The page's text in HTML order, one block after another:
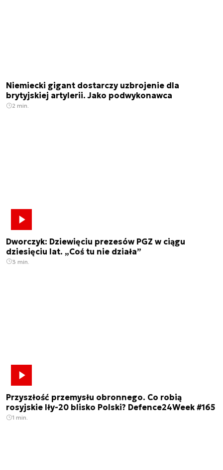
Niemiecki gigant dostarczy uzbrojenie dla
brytyjskiej artylerii. Jako podwykonawca
2 min.
Dworczyk: Dziewięciu prezesów PGZ w ciągu
dziesięciu lat. „Coś tu nie działa”
3 min.
Przyszłość przemysłu obronnego. Co robią
rosyjskie Iły-20 blisko Polski? Defence24Week #165
1 min.